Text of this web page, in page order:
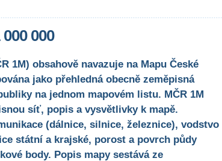
000
1M) obsahově navazuje na Mapu České
jako přehledná obecně zeměpisná
na jednom mapovém listu. MČR 1M
síť, popis a vysvětlivky k mapě.
(dálnice, silnice, železnice), vodstvo
státní a krajské, porost a povrch půdy
body. Popis mapy sestává ze